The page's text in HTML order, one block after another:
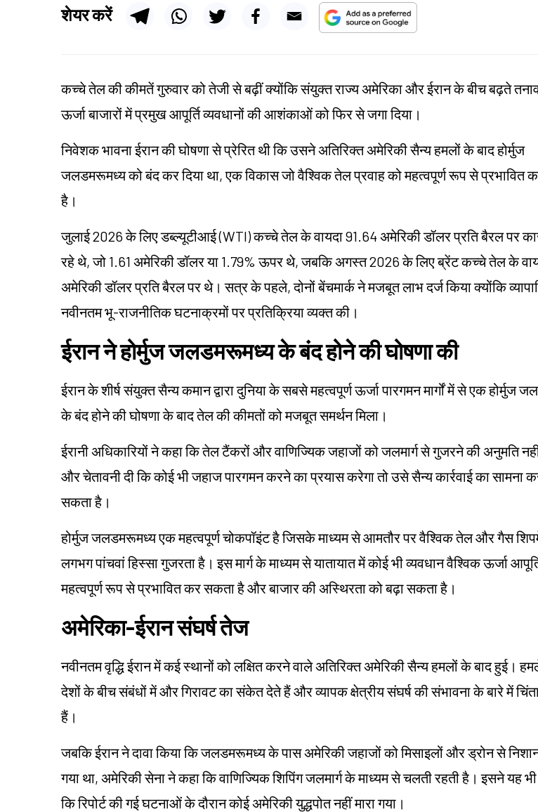
शेयर करें
कच्चे तेल की कीमतें गुरुवार को तेजी से बढ़ीं क्योंकि संयुक्त राज्य अमेरिका और ईरान के बीच बढ़ते
ऊर्जा बाजारों में प्रमुख आपूर्ति व्यवधानों की आशंकाओं को फिर से जगा दिया।
निवेशक भावना ईरान की घोषणा से प्रेरित थी कि उसने अतिरिक्त अमेरिकी सैन्य हमलों के बाद होर्मुज
जलडमरूमध्य को बंद कर दिया था, एक विकास जो वैश्विक तेल प्रवाह को महत्वपूर्ण रूप से प्रभावित
है।
जुलाई 2026 के लिए डब्ल्यूटीआई (WTI) कच्चे तेल के वायदा 91.64 अमेरिकी डॉलर प्रति बैरल पर
रहे थे, जो 1.61 अमेरिकी डॉलर या 1.79% ऊपर थे, जबकि अगस्त 2026 के लिए ब्रेंट कच्चे तेल के
अमेरिकी डॉलर प्रति बैरल पर थे। सत्र के पहले, दोनों बेंचमार्क ने मजबूत लाभ दर्ज किया क्योंकि
नवीनतम भू-राजनीतिक घटनाक्रमों पर प्रतिक्रिया व्यक्त की।
ईरान ने होर्मुज जलडमरूमध्य के बंद होने की घोषणा की
ईरान के शीर्ष संयुक्त सैन्य कमान द्वारा दुनिया के सबसे महत्वपूर्ण ऊर्जा पारगमन मार्गों में से एक होर्मुज
के बंद होने की घोषणा के बाद तेल की कीमतों को मजबूत समर्थन मिला।
ईरानी अधिकारियों ने कहा कि तेल टैंकरों और वाणिज्यिक जहाजों को जलमार्ग से गुजरने की अनुमति नहीं
और चेतावनी दी कि कोई भी जहाज पारगमन करने का प्रयास करेगा तो उसे सैन्य कार्रवाई का सामना
सकता है।
होर्मुज जलडमरूमध्य एक महत्वपूर्ण चोकपॉइंट है जिसके माध्यम से आमतौर पर वैश्विक तेल और गैस
लगभग पांचवां हिस्सा गुजरता है। इस मार्ग के माध्यम से यातायात में कोई भी व्यवधान वैश्विक ऊर्जा
महत्वपूर्ण रूप से प्रभावित कर सकता है और बाजार की अस्थिरता को बढ़ा सकता है।
अमेरिका-ईरान संघर्ष तेज
नवीनतम वृद्धि ईरान में कई स्थानों को लक्षित करने वाले अतिरिक्त अमेरिकी सैन्य हमलों के बाद हुई।
देशों के बीच संबंधों में और गिरावट का संकेत देते हैं और व्यापक क्षेत्रीय संघर्ष की संभावना के बारे में
हैं।
जबकि ईरान ने दावा किया कि जलडमरूमध्य के पास अमेरिकी जहाजों को मिसाइलों और ड्रोन से
गया था, अमेरिकी सेना ने कहा कि वाणिज्यिक शिपिंग जलमार्ग के माध्यम से चलती रहती है। इसने यह भी
कि रिपोर्ट की गई घटनाओं के दौरान कोई अमेरिकी युद्धपोत नहीं मारा गया।